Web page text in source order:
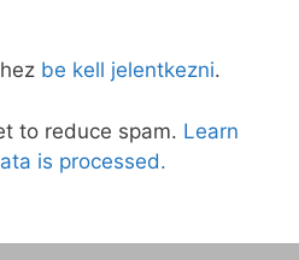
be kell jelentkezni.
to reduce spam. Learn
is processed.